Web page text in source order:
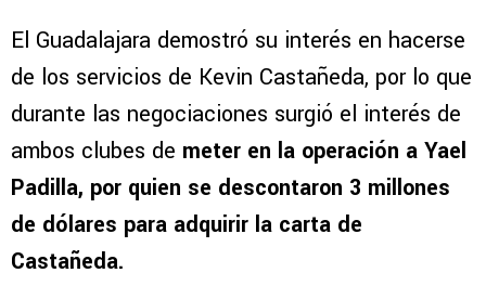
El Guadalajara demostró su interés en hacerse
de los servicios de Kevin Castañeda, por lo que
durante las negociaciones surgió el interés de
ambos clubes de meter en la operación a Yael
Padilla, por quien se descontaron 3 millones
de dólares para adquirir la carta de
Castañeda.